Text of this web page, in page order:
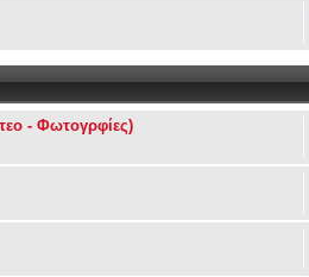
- Φωτογρφίες)